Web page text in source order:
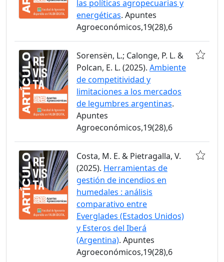
las políticas agropecuarias y
energéticas. Apuntes
Agroeconómicos,19(28),6
Sorensën, L.; Calonge, P. L. &
Polcan, E. L. (2025). Ambiente
de competitividad y
limitaciones a los mercados
de legumbres argentinas.
Apuntes
Agroeconómicos,19(28),6
Costa, M. E. & Pietragalla, V.
(2025). Herramientas de
gestión de incendios en
humedales : análisis
comparativo entre
Everglades (Estados Unidos)
y Esteros del Iberá
(Argentina). Apuntes
Agroeconómicos,19(28),6